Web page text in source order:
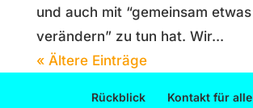
und auch mit “gemeinsam etwas
verändern” zu tun hat. Wir...
« Ältere Einträge
Rückblick Kontakt für alle